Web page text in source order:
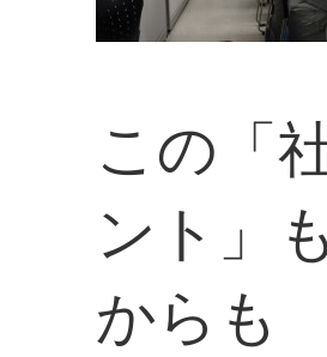
この「
ント」
からも